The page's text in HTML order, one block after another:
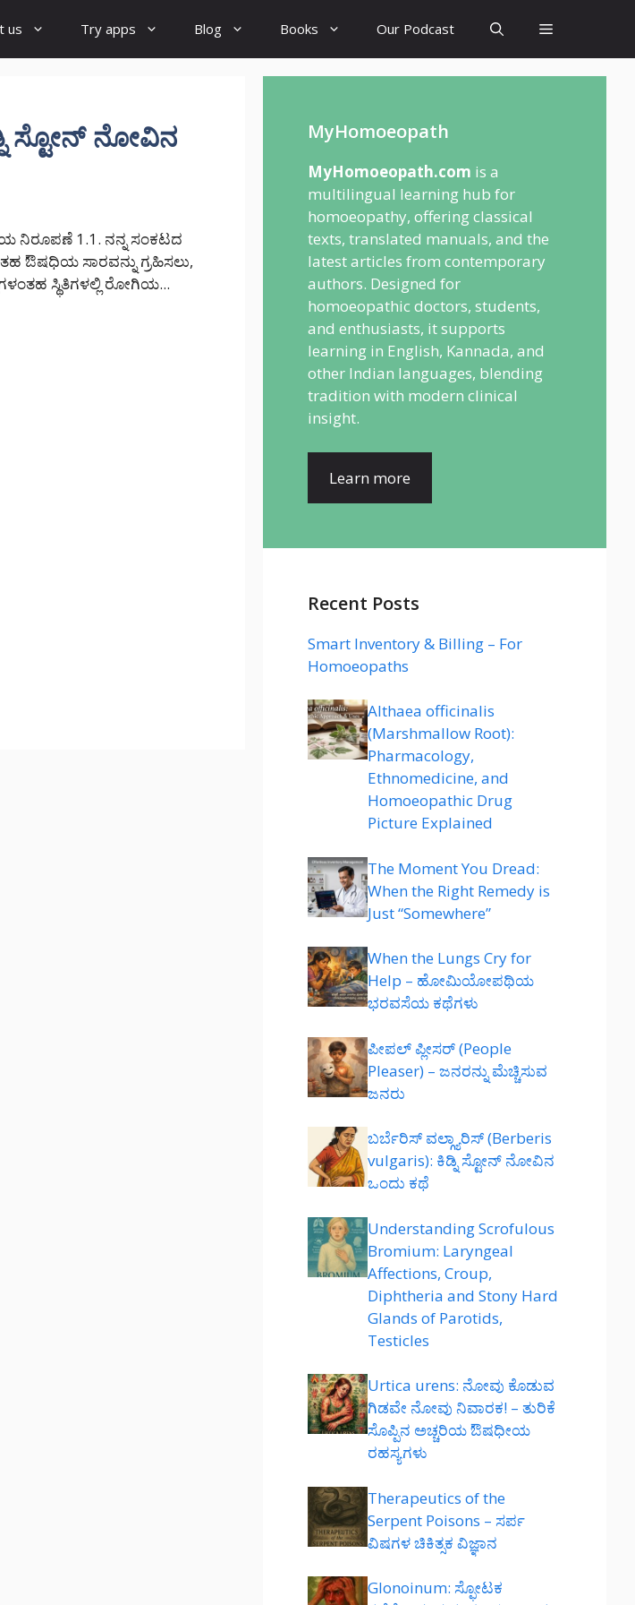
us Try apps Blog Books Our Podcast
ಸ್ಟೋನ್ ನೋವಿನ
1.1. ನನ್ನ ಸಂಕಟದ
ಔಷಧಿಯ ಸಾರವನ್ನು ಗ್ರಹಿಸಲು,
ಸ್ಥಿತಿಗಳಲ್ಲಿ ರೋಗಿಯ...
MyHomoeopath
MyHomoeopath.com is a
multilingual learning hub for
homoeopathy, offering classical
texts, translated manuals, and the
latest articles from contemporary
authors. Designed for
homoeopathic doctors, students,
and enthusiasts, it supports
learning in English, Kannada, and
other Indian languages, blending
tradition with modern clinical
insight.
Learn more
Recent Posts
Smart Inventory & Billing – For
Homoeopaths
Althaea officinalis
(Marshmallow Root):
Pharmacology,
Ethnomedicine, and
Homoeopathic Drug
Picture Explained
The Moment You Dread:
When the Right Remedy is
Just “Somewhere”
When the Lungs Cry for
Help – ಹೋಮಿಯೋಪಥಿಯ
ಭರವಸೆಯ ಕಥೆಗಳು
ಪೀಪಲ್ ಪ್ಲೀಸರ್ (People
Pleaser) – ಜನರನ್ನು ಮೆಚ್ಚಿಸುವ
ಜನರು
ಬರ್ಬೆರಿಸ್ ವಲ್ಗ್ಯಾರಿಸ್ (Berberis
vulgaris): ಕಿಡ್ನಿ ಸ್ಟೋನ್ ನೋವಿನ
ಒಂದು ಕಥೆ
Understanding Scrofulous
Bromium: Laryngeal
Affections, Croup,
Diphtheria and Stony Hard
Glands of Parotids,
Testicles
Urtica urens: ನೋವು ಕೊಡುವ
ಗಿಡವೇ ನೋವು ನಿವಾರಕ! – ತುರಿಕೆ
ಸೊಪ್ಪಿನ ಅಚ್ಚರಿಯ ಔಷಧೀಯ
ರಹಸ್ಯಗಳು
Therapeutics of the
Serpent Poisons – ಸರ್ಪ
ವಿಷಗಳ ಚಿಕಿತ್ಸಕ ವಿಜ್ಞಾನ
Glonoinum: ಸ್ಫೋಟಕ